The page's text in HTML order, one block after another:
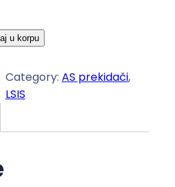
u korpu
Category: AS prekidači,
LSIS